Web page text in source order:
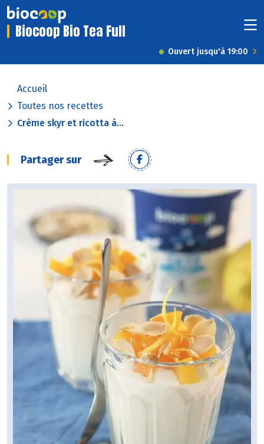
Biocoop Bio Tea Full
Ouvert jusqu'à 19:00
Accueil
Toutes nos recettes
Crème skyr et ricotta à...
Partager sur